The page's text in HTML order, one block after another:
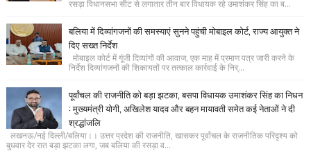
रसड़ा विधानसभा सीट से लगातार तीन बार विधायक रहे उमाशंकर सिंह का ब...
बलिया में दिव्यांगजनों की समस्याएं सुनने पहुंची मोबाइल कोर्ट, राज्य आयुक्त ने
दिए सख्त निर्देश
मोबाइल कोर्ट में गूंजी दिव्यांगों की आवाज, एक माह में प्रमाण पत्र जारी करने के
निर्देश दिव्यांगजनों की शिकायतों पर तत्काल कार्रवाई के निर्...
पूर्वांचल की राजनीति को बड़ा झटका, बसपा विधायक उमाशंकर सिंह का निधन
: मुख्यमंत्री योगी, अखिलेश यादव और बहन मायावती समेत कई नेताओं ने दी
श्रद्धांजलि
लखनऊ/नई दिल्ली/बलिया।। उत्तर प्रदेश की राजनीति, खासकर पूर्वांचल के राजनीतिक परिदृश्य को
बुधवार देर रात बड़ा झटका लगा, जब बलिया की रसड़ा व...